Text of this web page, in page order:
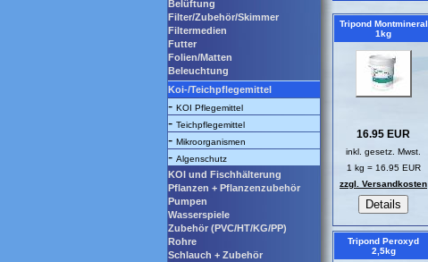
Belüftung
Filter/Zubehör/Skimmer
Filtermedien
Futter
Folien/Matten
Beleuchtung
Koi-/Teichpflegemittel
- KOI Pflegemittel
- Teichpflegemittel
- Mikroorganismen
- Algenschutz
KOI und Fischhälterung
Pflanzen + Pflanzenzubehör
Pumpen
Wasserspiele
Zubehör (PVC/HT/KG/PP)
Rohre
Schlauch + Zubehör
Tripond Montmineral
1kg
16.95 EUR
inkl. gesetz. Mwst.
1 kg = 16.95 EUR
zzgl. Versandkosten
Tripond Peroxyd
2,5kg